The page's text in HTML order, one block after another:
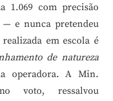
1.069 com precisão
— e nunca pretendeu
em escola é
de natureza
operadora. A Min.
voto, ressalvou